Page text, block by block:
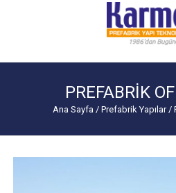
PREFABRIK
Ana Sayfa / Prefabrik Yapılar /